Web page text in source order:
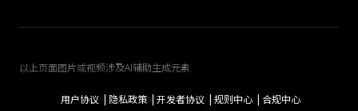
以上页面图片或视频涉及AI辅助生成元素
用户协议 | 隐私政策 | 开发者协议 | 规则中心 | 合规中心